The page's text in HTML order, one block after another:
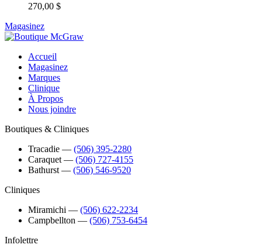
270,00 $
Magasinez
Accueil
Magasinez
Marques
Clinique
À Propos
Nous joindre
Boutiques & Cliniques
Tracadie ― (506) 395-2280
Caraquet ― (506) 727-4155
Bathurst ― (506) 546-9520
Cliniques
Miramichi ― (506) 622-2234
Campbellton ― (506) 753-6454
Infolettre